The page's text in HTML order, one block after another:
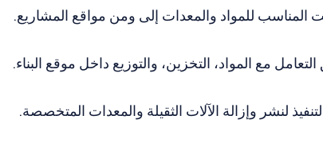
المناسب للمواد والمعدات إلى ومن مواقع المشاريع.
مع المواد، التخزين، والتوزيع داخل موقع البناء.
لنشر وإزالة الآلات الثقيلة والمعدات المتخصصة.